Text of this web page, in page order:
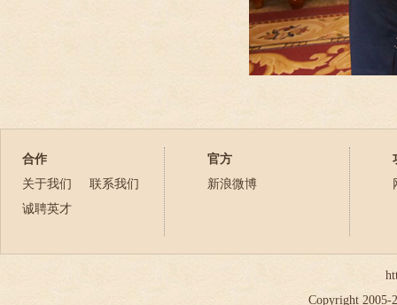
合作
关于我们
联系我们
诚聘英才
官方
新浪微博
Copyright 2005-